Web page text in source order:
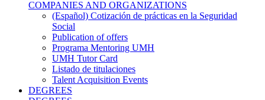
COMPANIES AND ORGANIZATIONS
(Español) Cotización de prácticas en la Seguridad
Social
Publication of offers
Programa Mentoring UMH
UMH Tutor Card
Listado de titulaciones
Talent Acquisition Events
DEGREES